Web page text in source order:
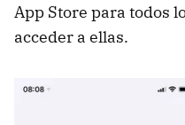
App Store para todos
acceder a ellas.